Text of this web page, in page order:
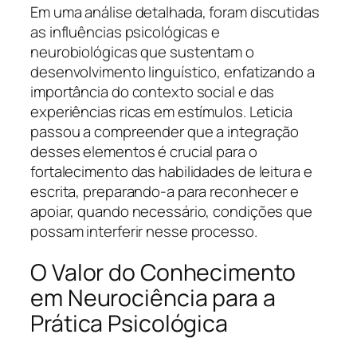
Em uma análise detalhada, foram discutidas
as influências psicológicas e
neurobiológicas que sustentam o
desenvolvimento linguístico, enfatizando a
importância do contexto social e das
experiências ricas em estímulos. Leticia
passou a compreender que a integração
desses elementos é crucial para o
fortalecimento das habilidades de leitura e
escrita, preparando-a para reconhecer e
apoiar, quando necessário, condições que
possam interferir nesse processo.
O Valor do Conhecimento
em Neurociência para a
Prática Psicológica